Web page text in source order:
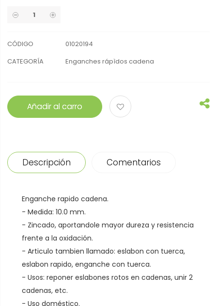
CÓDIGO
01020194
CATEGORÍA
Enganches rápìdos cadena
Añadir al carro
Descripción Comentarios
Enganche rapido cadena.
- Medida: 10.0 mm.
- Zincado, aportandole mayor dureza y resistencia
frente a la oxidación.
- Articulo tambien llamado: eslabon con tuerca,
eslabon rapido, enganche con tuerca.
- Usos: reponer eslabones rotos en cadenas, unir 2
cadenas, etc.
- Uso doméstico.